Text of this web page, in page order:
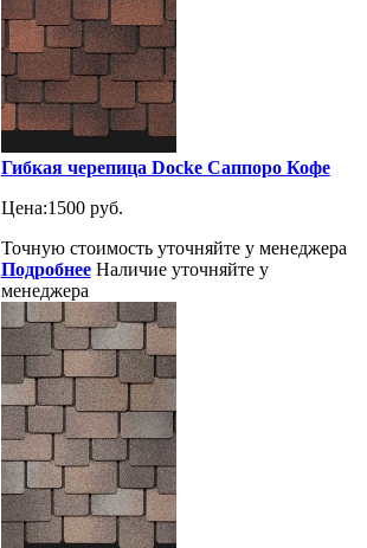
Гибкая черепица Docke Саппоро Кофе
Цена:1500 руб.
Точную стоимость уточняйте у менеджера
Подробнее Наличие уточняйте у
менеджера